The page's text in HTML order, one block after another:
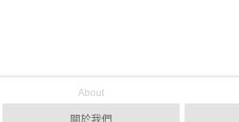
About
關於我們